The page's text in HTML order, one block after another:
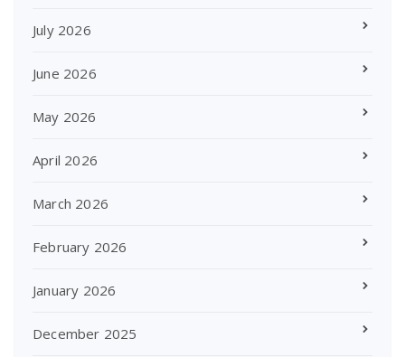
July 2026
June 2026
May 2026
April 2026
March 2026
February 2026
January 2026
December 2025